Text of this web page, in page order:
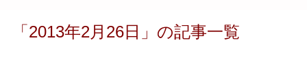
「2013年2月26日」の記事一覧